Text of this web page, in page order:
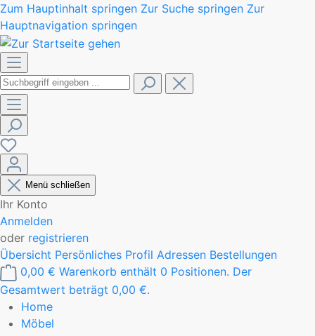
Zum Hauptinhalt springen Zur Suche springen Zur
Hauptnavigation springen
Menü schließen
Ihr Konto
Anmelden
oder registrieren
Übersicht Persönliches Profil Adressen Bestellungen
0,00 € Warenkorb enthält 0 Positionen. Der
Gesamtwert beträgt 0,00 €.
Home
Möbel